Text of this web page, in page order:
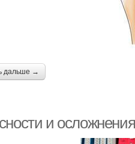
дальше →
и